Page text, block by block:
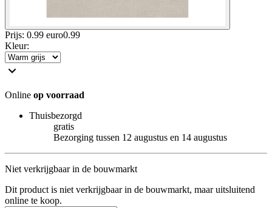
Prijs: 0.99 euro0.99
Kleur:
Online op voorraad
Thuisbezorgd
gratis
Bezorging tussen 12 augustus en 14 augustus
Niet verkrijgbaar in de bouwmarkt
Dit product is niet verkrijgbaar in de bouwmarkt, maar uitsluitend
online te koop.